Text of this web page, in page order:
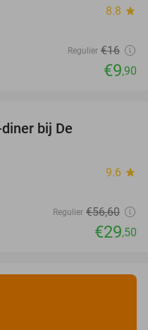
8.8 star
Regulier €16
€9,90
bij De
9.6 star
Regulier €56,60
€29,50